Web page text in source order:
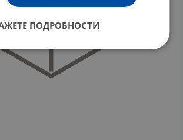
ПОДРОБНОСТИ